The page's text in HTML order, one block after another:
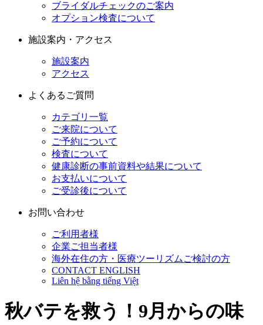
ブライダルチェックのご案内
オプション検査について
施設案内・アクセス
施設案内
アクセス
よくあるご質問
カテゴリ一覧
ご来院について
ご予約について
検査について
健康診断の事前資料や結果について
お支払いについて
ご受診後について
お問い合わせ
ご利用者様
企業ご担当者様
海外在住の方・医療ツーリズムご検討の方
CONTACT ENGLISH
Liên hệ bằng tiếng Việt
秋バテを救う！9月からの味